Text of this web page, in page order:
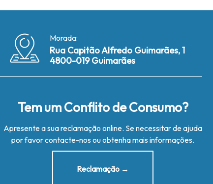
Morada:
Rua Capitão Alfredo Guimarães, 1
4800-019 Guimarães
Tem um Conflito de Consumo?
Apresente a sua reclamação online. Se necessitar de ajuda
por favor contacte-nos ou obtenha mais informações.
Reclamação →